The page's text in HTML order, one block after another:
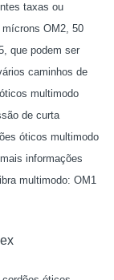
taxas ou
OM2, 50
que podem ser
caminhos de
multimodo
de curta
óticos multimodo
informações
multimodo: OM1